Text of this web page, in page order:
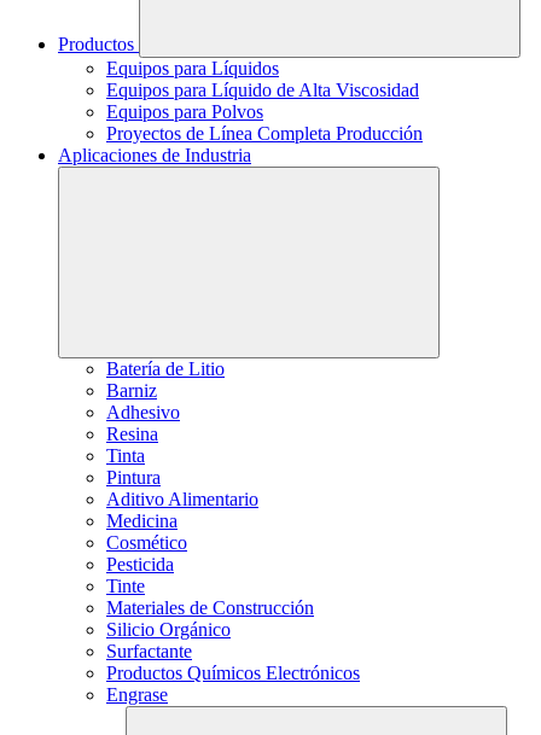
Productos
Equipos para Líquidos
Equipos para Líquido de Alta Viscosidad
Equipos para Polvos
Proyectos de Línea Completa Producción
Aplicaciones de Industria
Batería de Litio
Barniz
Adhesivo
Resina
Tinta
Pintura
Aditivo Alimentario
Medicina
Cosmético
Pesticida
Tinte
Materiales de Construcción
Silicio Orgánico
Surfactante
Productos Químicos Electrónicos
Engrase